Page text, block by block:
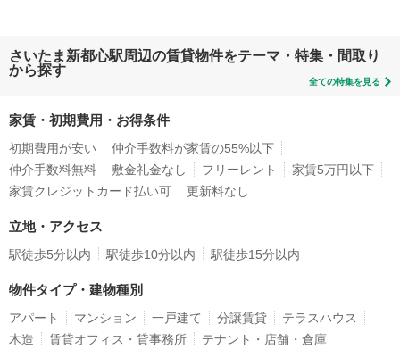
さいたま新都心駅周辺の賃貸物件をテーマ・特集・間取り
から探す
全ての特集を見る
家賃・初期費用・お得条件
初期費用が安い
仲介手数料が家賃の55%以下
仲介手数料無料
敷金礼金なし フリーレント
家賃5万円以下
家賃クレジットカード払い可
更新料なし
立地・アクセス
駅徒歩5分以内 駅徒歩10分以内 駅徒歩15分以内
物件タイプ・建物種別
アパート マンション 一戸建て 分譲賃貸
テラスハウス
木造
賃貸オフィス・貸事務所 テナント・店舗・倉庫